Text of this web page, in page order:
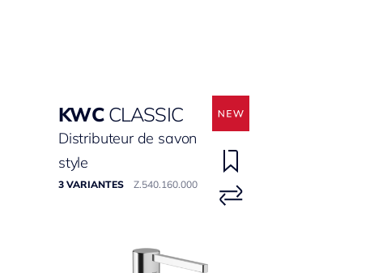
KWC CLASSIC
Distributeur de savon
style
3 VARIANTES Z.540.160.000